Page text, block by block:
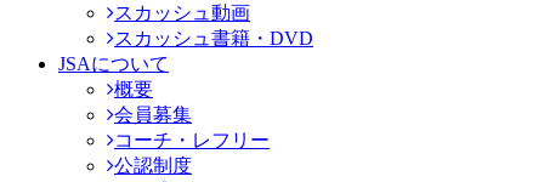
スカッシュ動画
スカッシュ書籍・DVD
JSAについて
概要
会員募集
コーチ・レフリー
公認制度